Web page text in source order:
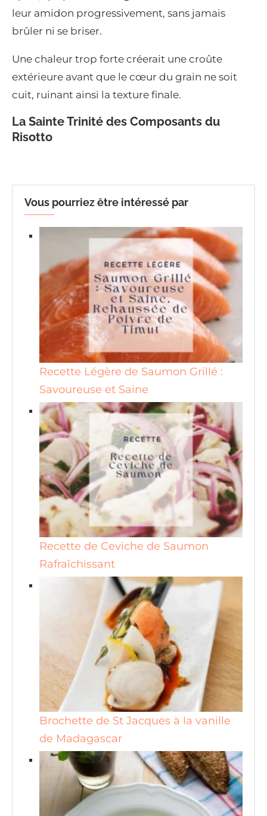
leur amidon progressivement, sans jamais
brûler ni se briser.
Une chaleur trop forte créerait une croûte
extérieure avant que le cœur du grain ne soit
cuit, ruinant ainsi la texture finale.
La Sainte Trinité des Composants du
Risotto
Vous pourriez être intéressé par
Recette Légère de Saumon Grillé :
Savoureuse et Saine
Recette de Ceviche de Saumon
Rafraîchissant
Brochette de St Jacques à la vanille
de Madagascar